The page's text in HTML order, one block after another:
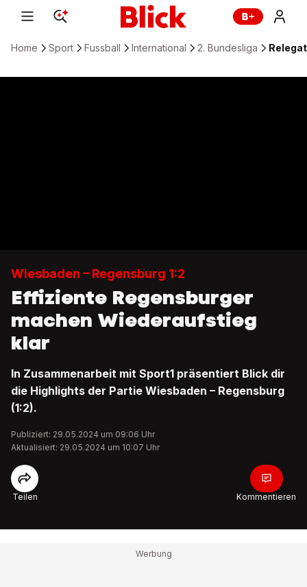
Home Sport Fussball International 2. Bundesliga
Wiesbaden – Regensburg 1:2
Effiziente Regensburger
machen Wiederaufstieg
klar
In Zusammenarbeit mit Sport1 präsentiert Blick dir
die Highlights der Partie Wiesbaden – Regensburg
(1:2).
Publiziert: 29.05.2024 um 09:06 Uhr
Aktualisiert: 29.05.2024 um 10:07 Uhr
Teilen Kommentieren